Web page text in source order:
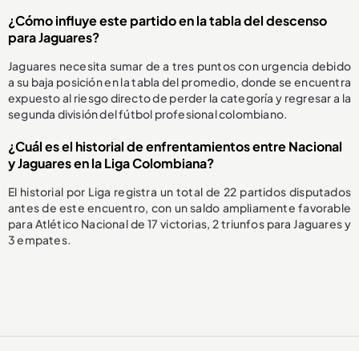
¿Cómo influye este partido en la tabla del descenso
para Jaguares?
Jaguares necesita sumar de a tres puntos con urgencia debido
a su baja posición en la tabla del promedio, donde se encuentra
expuesto al riesgo directo de perder la categoría y regresar a la
segunda división del fútbol profesional colombiano.
¿Cuál es el historial de enfrentamientos entre Nacional
y Jaguares en la Liga Colombiana?
El historial por Liga registra un total de 22 partidos disputados
antes de este encuentro, con un saldo ampliamente favorable
para Atlético Nacional de 17 victorias, 2 triunfos para Jaguares y
3 empates.